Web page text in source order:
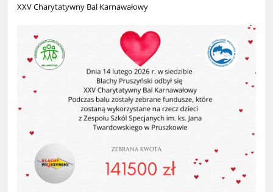
XXV Charytatywny Bal Karnawałowy